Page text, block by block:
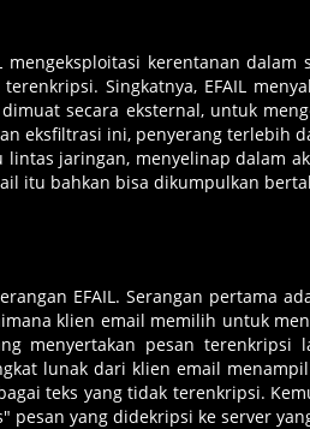
mengeksploitasi kerentanan
Singkatnya, EFAIL
secara eksternal, untuk
eksfiltrasi ini, penyerang terlebih
lintas jaringan, menyelinap dalam
itu bahkan bisa dikumpulkan
EFAIL. Serangan pertama
klien email memilih untuk
menyertakan pesan terenkripsi
lunak dari klien email
teks yang tidak terenkripsi.
pesan yang didekripsi ke server